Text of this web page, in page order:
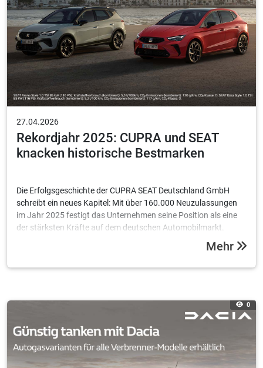
27.04.2026
Rekordjahr 2025: CUPRA und SEAT
knacken historische Bestmarken
Die Erfolgsgeschichte der CUPRA SEAT Deutschland GmbH
schreibt ein neues Kapitel: Mit über 160.000 Neuzulassungen
im Jahr 2025 festigt das Unternehmen seine Position als eine
der stärksten Kräfte auf dem deutschen Automobilmarkt.
Mehr
0